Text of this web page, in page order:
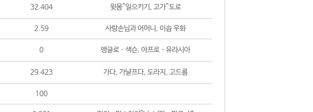
32.404 윗몸^일으키기, 고가^도로
2.59 사랑손님과 어머니, 이솝 우화
0 앵글로ㆍ색슨, 아프로ㆍ유라시아
29.423 가다, 가냘프다, 도라지, 고드름
100